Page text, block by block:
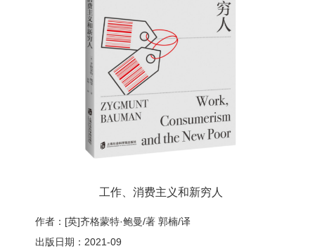
工作、消费主义和新穷人
作者：[英]齐格蒙特·鲍曼/著 郭楠/译
出版日期：2021-09